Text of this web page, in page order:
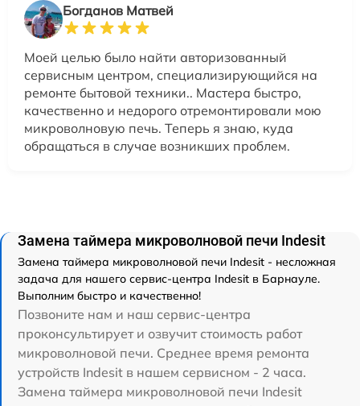
Богданов Матвей
Моей целью было найти авторизованный
сервисным центром, специализирующийся на
ремонте бытовой техники.. Мастера быстро,
качественно и недорого отремонтировали мою
микроволновую печь. Теперь я знаю, куда
обращаться в случае возникших проблем.
Замена таймера микроволновой печи Indesit
Замена таймера микроволновой печи Indesit - несложная
задача для нашего сервис-центра Indesit в Барнауле.
Выполним быстро и качественно!
Позвоните нам и наш сервис-центра
проконсультирует и озвучит стоимость работ
микроволновой печи. Среднее время ремонта
устройств Indesit в нашем сервисном - 2 часа.
Замена таймера микроволновой печи Indesit